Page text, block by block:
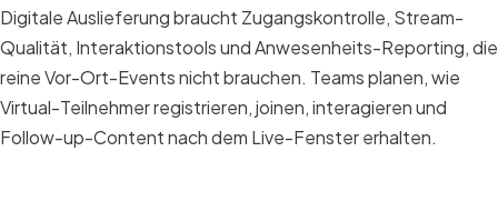
Digitale Auslieferung braucht Zugangskontrolle, Stream-
Qualität, Interaktionstools und Anwesenheits-Reporting, die
reine Vor-Ort-Events nicht brauchen. Teams planen, wie
Virtual-Teilnehmer registrieren, joinen, interagieren und
Follow-up-Content nach dem Live-Fenster erhalten.